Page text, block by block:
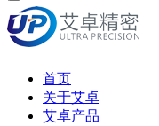
首页
关于艾卓
艾卓产品